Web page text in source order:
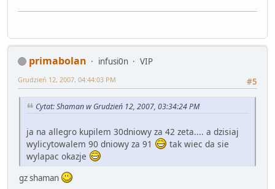
primabolan infusi0n
VIP
#5
Grudzień 12, 2007, 04:44:03 PM
Cytat: Shaman w Grudzień 12, 2007, 03:34:24 PM
ja na allegro kupilem 30dniowy za 42 zeta.... a dzisiaj
wylicytowalem 90 dniowy za 91
tak wiec da sie
wylapac okazje
gz shaman